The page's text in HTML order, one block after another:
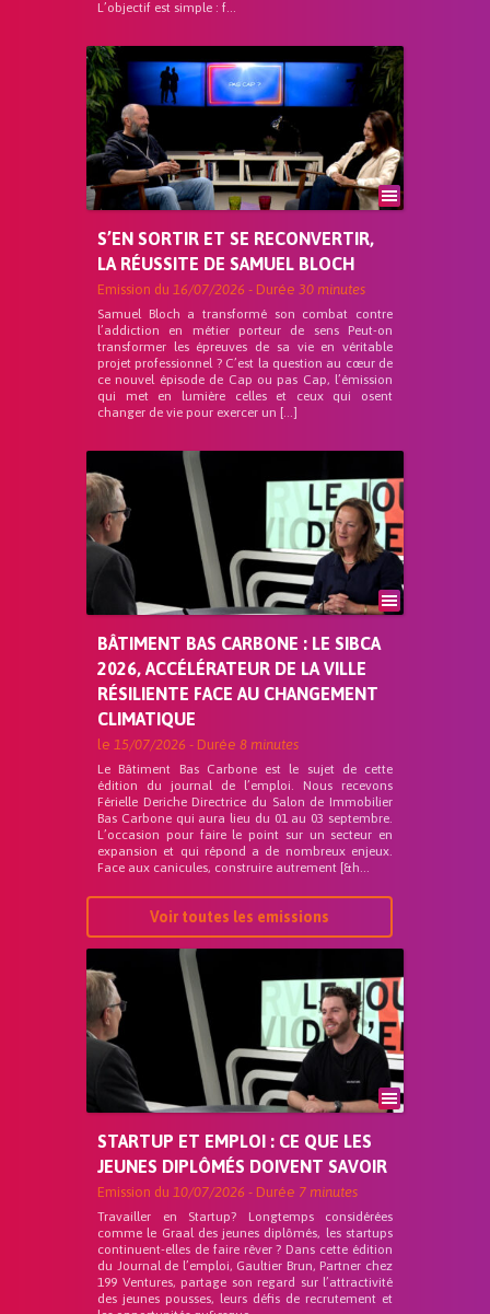
L’objectif est simple : f...
S’EN SORTIR ET SE RECONVERTIR,
LA RÉUSSITE DE SAMUEL BLOCH
Emission du 16/07/2026 - Durée 30 minutes
Samuel Bloch a transformé son combat contre
l’addiction en métier porteur de sens Peut-on
transformer les épreuves de sa vie en véritable
projet professionnel ? C’est la question au cœur de
ce nouvel épisode de Cap ou pas Cap, l’émission
qui met en lumière celles et ceux qui osent
changer de vie pour exercer un […]
BÂTIMENT BAS CARBONE : LE SIBCA
2026, ACCÉLÉRATEUR DE LA VILLE
RÉSILIENTE FACE AU CHANGEMENT
CLIMATIQUE
le 15/07/2026 - Durée 8 minutes
Le Bâtiment Bas Carbone est le sujet de cette
édition du journal de l’emploi. Nous recevons
Férielle Deriche Directrice du Salon de Immobilier
Bas Carbone qui aura lieu du 01 au 03 septembre.
L’occasion pour faire le point sur un secteur en
expansion et qui répond a de nombreux enjeux.
Face aux canicules, construire autrement [&h...
Voir toutes les emissions
STARTUP ET EMPLOI : CE QUE LES
JEUNES DIPLÔMÉS DOIVENT SAVOIR
Emission du 10/07/2026 - Durée 7 minutes
Travailler en Startup? Longtemps considérées
comme le Graal des jeunes diplômés, les startups
continuent-elles de faire rêver ? Dans cette édition
du Journal de l’emploi, Gaultier Brun, Partner chez
199 Ventures, partage son regard sur l’attractivité
des jeunes pousses, leurs défis de recrutement et